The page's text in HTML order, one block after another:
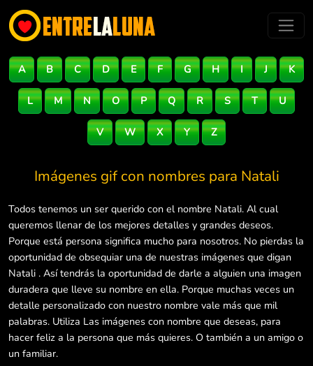
A B C D E F G H I J K
L M N O P Q R S T U
V W X Y Z
Imágenes gif con nombres para Natali
Todos tenemos un ser querido con el nombre Natali. Al cual
queremos llenar de los mejores detalles y grandes deseos.
Porque está persona significa mucho para nosotros. No pierdas la
oportunidad de obsequiar una de nuestras imágenes que digan
Natali . Así tendrás la oportunidad de darle a alguien una imagen
duradera que lleve su nombre en ella. Porque muchas veces un
detalle personalizado con nuestro nombre vale más que mil
palabras. Utiliza Las imágenes con nombre que deseas, para
hacer feliz a la persona que más quieres. O también a un amigo o
un familiar.